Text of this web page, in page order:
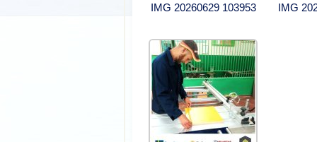
IMG 20260629 103953 IMG